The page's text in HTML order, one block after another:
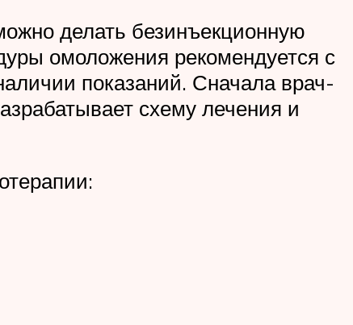
делать безинъекционную
омоложения рекомендуется с
показаний. Сначала врач-
схему лечения и